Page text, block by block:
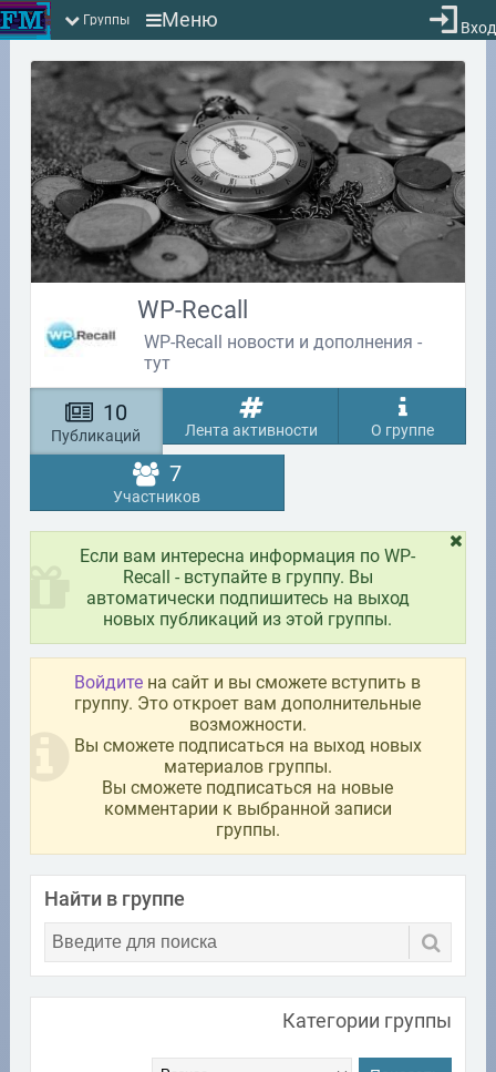
WP-Recall новости и дополнения -
тут
WP-Recall
10
Публикаций Лента активности О группе
7
Участников
Если вам интересна информация по WP-
Recall - вступайте в группу. Вы
автоматически подпишитесь на выход
новых публикаций из этой группы.
Войдите на сайт и вы сможете вступить в
группу. Это откроет вам дополнительные
возможности.
Вы сможете подписаться на выход новых
материалов группы.
Вы сможете подписаться на новые
комментарии к выбранной записи
группы.
Найти в группе
Категории группы
Группы Меню Вход